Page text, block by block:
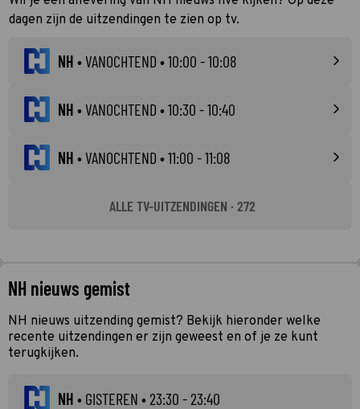
dagen zijn de uitzendingen te zien op tv.
NH •VANOCHTEND • 10:00 - 10:08
NH •VANOCHTEND • 10:30 - 10:40
NH •VANOCHTEND • 11:00 - 11:08
ALLE TV-UITZENDINGEN · 272
NH nieuws gemist
NH nieuws uitzending gemist? Bekijk hieronder welke
recente uitzendingen er zijn geweest en of je ze kunt
terugkijken.
NH • GISTEREN • 23:30 - 23:40